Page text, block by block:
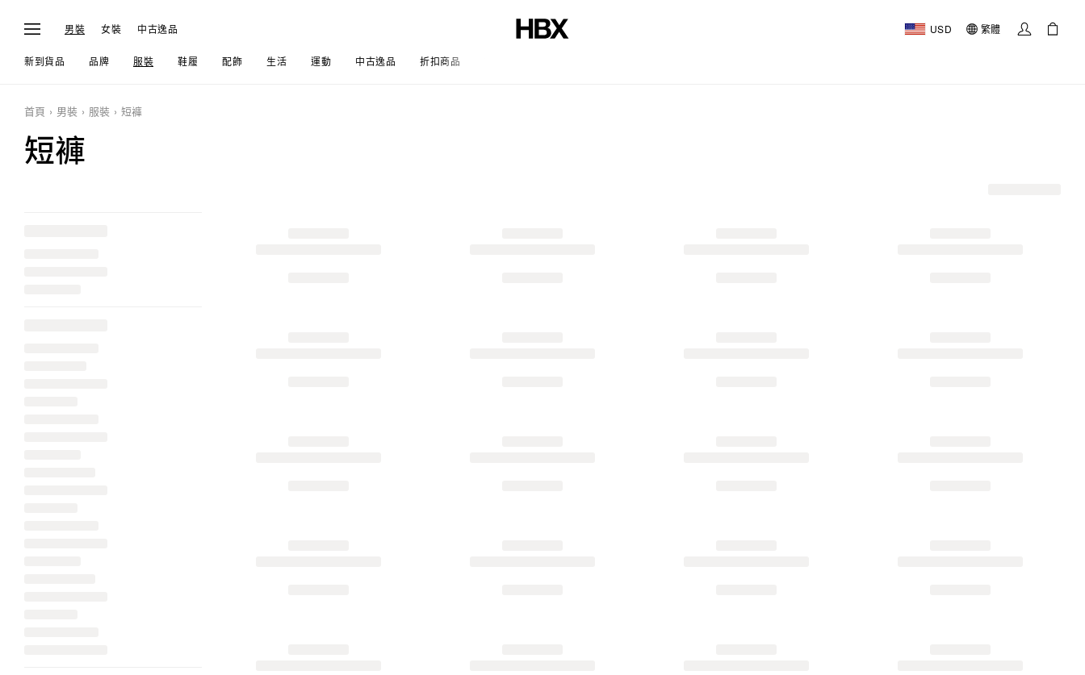
男裝 女裝 中古逸品 USD 繁體
新到貨品 品牌 服裝 鞋履 配飾 生活 運動 中古逸品 折扣商品
首頁 男裝 服裝 短褲
短褲